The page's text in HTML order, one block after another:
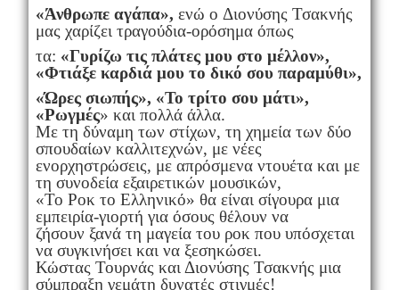
«Άνθρωπε αγάπα», ενώ ο Διονύσης Τσακνής
μας χαρίζει τραγούδια-ορόσημα όπως
τα: «Γυρίζω τις πλάτες μου στο μέλλον»,
«Φτιάξε καρδιά μου το δικό σου παραμύθι»,
«Ώρες σιωπής», «Το τρίτο σου μάτι»,
«Ρωγμές» και πολλά άλλα.
Με τη δύναμη των στίχων, τη χημεία των δύο
σπουδαίων καλλιτεχνών, με νέες
ενορχηστρώσεις, με απρόσμενα ντουέτα και με
τη συνοδεία εξαιρετικών μουσικών,
«Το Ροκ το Ελληνικό» θα είναι σίγουρα μια
εμπειρία-γιορτή για όσους θέλουν να
ζήσουν ξανά τη μαγεία του ροκ που υπόσχεται
να συγκινήσει και να ξεσηκώσει.
Κώστας Τουρνάς και Διονύσης Τσακνής μια
σύμπραξη γεμάτη δυνατές στιγμές!